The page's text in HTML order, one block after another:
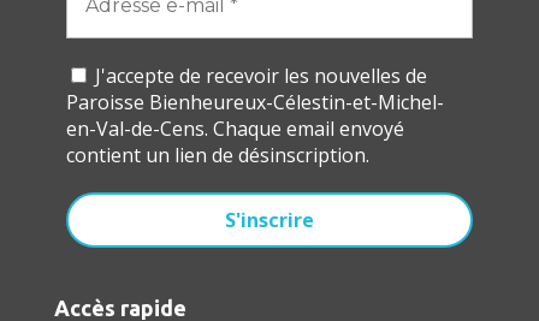
J'accepte de recevoir les nouvelles de
Paroisse Bienheureux-Célestin-et-Michel-
en-Val-de-Cens. Chaque email envoyé
contient un lien de désinscription.
Accès rapide